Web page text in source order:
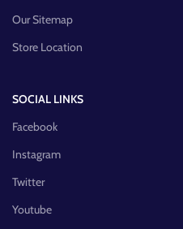
Our Sitemap
Store Location
SOCIAL LINKS
Facebook
Instagram
Twitter
Youtube